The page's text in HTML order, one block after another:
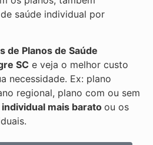
saúde individual por
de Planos de Saúde
SC e veja o melhor custo
necessidade. Ex: plano
regional, plano com ou sem
individual mais barato ou os